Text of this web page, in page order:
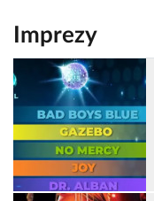
Imprezy